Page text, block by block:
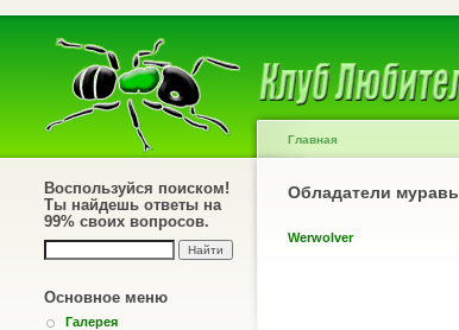
Воспользуйся поиском!
Ты найдешь ответы на
99% своих вопросов.
Основное меню
Галерея
Главная
Обладатели
Werwolver